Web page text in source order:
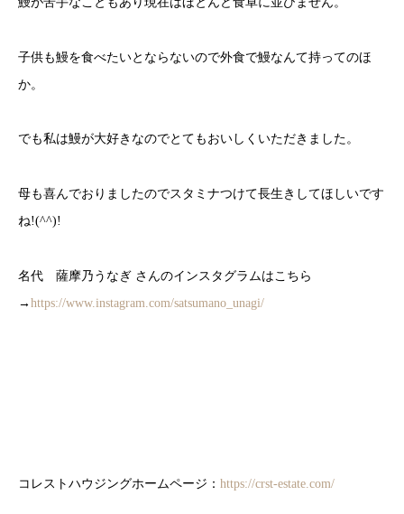
子供も鰻を食べたいとならないので外食で鰻なんて持ってのほ
か。
でも私は鰻が大好きなのでとてもおいしくいただきました。
母も喜んでおりましたのでスタミナつけて長生きしてほしいです
ね!(^^)!
名代 薩摩乃うなぎ さんのインスタグラムはこちら
→ https://www.instagram.com/satsumano_unagi/
コレストハウジングホームページ： https://crst-estate.com/